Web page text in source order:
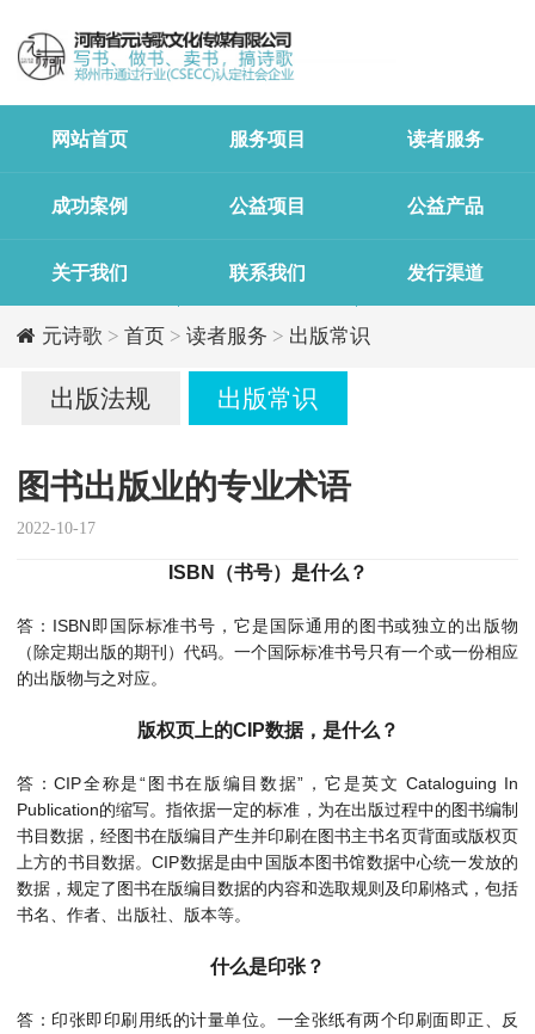
网站首页 服务项目 读者服务
成功案例 公益项目 公益产品
关于我们 联系我们 发行渠道
元诗歌 > 首页 > 读者服务 > 出版常识
出版法规 出版常识
图书出版业的专业术语
2022-10-17
ISBN（书号）是什么？
答：ISBN即国际标准书号，它是国际通用的图书或独立的出版物
（除定期出版的期刊）代码。一个国际标准书号只有一个或一份相应
的出版物与之对应。
版权页上的CIP数据，是什么？
答：CIP全称是“图书在版编目数据”，它是英文 Cataloguing In
Publication的缩写。指依据一定的标准，为在出版过程中的图书编制
书目数据，经图书在版编目产生并印刷在图书主书名页背面或版权页
上方的书目数据。CIP数据是由中国版本图书馆数据中心统一发放的
数据，规定了图书在版编目数据的内容和选取规则及印刷格式，包括
书名、作者、出版社、版本等。
什么是印张？
答：印张即印刷用纸的计量单位。一全张纸有两个印刷面即正、反